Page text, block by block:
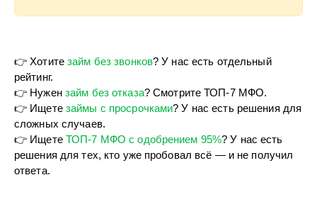
👉 Хотитезайм без звонков? У нас есть отдельный
рейтинг.
👉 Нужен займ без отказа? Смотрите ТОП-7 МФО.
👉 Ищете займы с просрочками? У нас есть решения для
сложных случаев.
👉 Ищете ТОП-7 МФО с одобрением 95%? У нас есть
решения для тех, кто уже пробовал всё — и не получил
ответа.